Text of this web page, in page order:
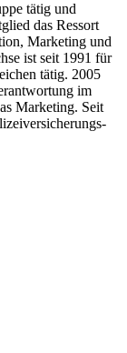
tätig und
das Ressort
Marketing und
ist seit 1991 für
tätig. 2005
im
Marketing. Seit